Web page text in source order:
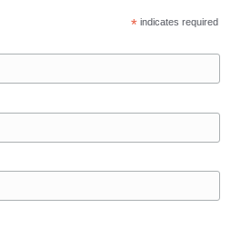
* indicates required